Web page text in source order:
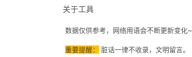
关于工具
数据仅供参考，网络用语会不断更新变化~
重要提醒： 脏话一律不收录，文明留言。